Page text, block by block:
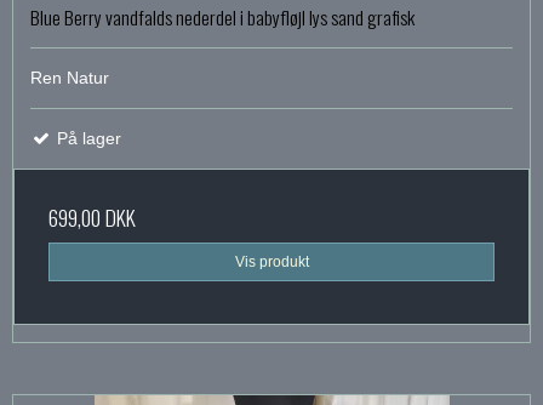
Blue Berry vandfalds nederdel i babyfløjl lys sand grafisk
Ren Natur
På lager
699,00 DKK
Vis produkt